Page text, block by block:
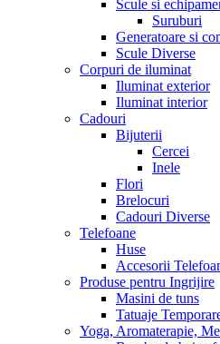
Scule si
Suruburi
Generatoare si
Scule Diverse
Corpuri de iluminat
Iluminat exterior
Iluminat interior
Cadouri
Bijuterii
Cercei
Inele
Flori
Brelocuri
Cadouri Diverse
Telefoane
Huse
Accesorii
Produse pentru Ingrijire
Masini de tuns
Tatuaje
Yoga, Aromaterapie,